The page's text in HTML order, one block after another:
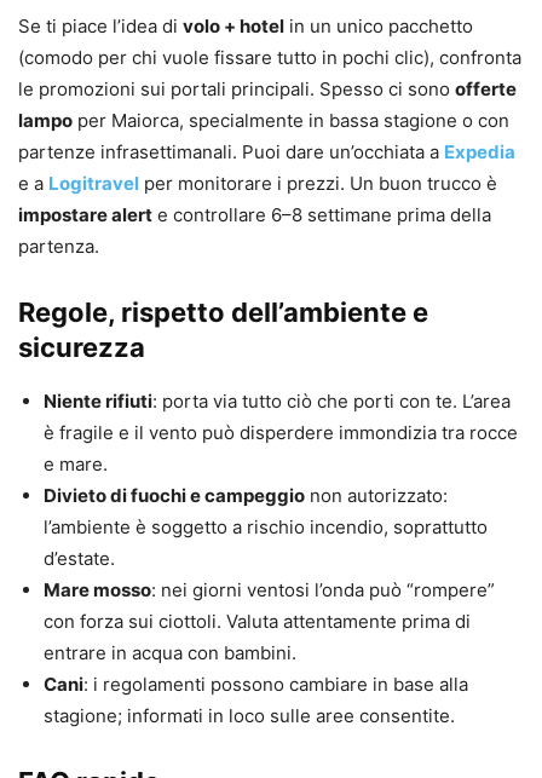
Se ti piace l’idea di volo + hotel in un unico pacchetto
(comodo per chi vuole fissare tutto in pochi clic), confronta
le promozioni sui portali principali. Spesso ci sono offerte
lampo per Maiorca, specialmente in bassa stagione o con
partenze infrasettimanali. Puoi dare un’occhiata a Expedia
e a Logitravel per monitorare i prezzi. Un buon trucco è
impostare alert e controllare 6–8 settimane prima della
partenza.
Regole, rispetto dell’ambiente e
sicurezza
Niente rifiuti: porta via tutto ciò che porti con te. L’area
è fragile e il vento può disperdere immondizia tra rocce
e mare.
Divieto di fuochi e campeggio non autorizzato:
l’ambiente è soggetto a rischio incendio, soprattutto
d’estate.
Mare mosso: nei giorni ventosi l’onda può “rompere”
con forza sui ciottoli. Valuta attentamente prima di
entrare in acqua con bambini.
Cani: i regolamenti possono cambiare in base alla
stagione; informati in loco sulle aree consentite.